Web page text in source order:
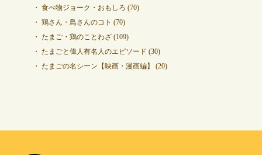
食べ物ジョーク・おもしろ (70)
鶏さん・鳥さんのコト (70)
たまご・鶏のことわざ(109)
たまごと偉人有名人のエピソード (30)
たまごの名シーン【映画・漫画編】
(20)